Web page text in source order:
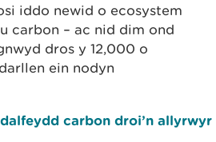
iddo newid o ecosystem
carbon – ac nid dim ond
dros y 12,000 o
ein nodyn
carbon droi’n allyrwyr